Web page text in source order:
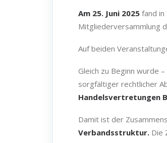
Am 25. Juni 2025 fand
Mitgliederversammlung
Auf beiden
Gleich zu Beginn wurde
sorgfältiger rechtlicher
Handelsvertretungen
Damit ist der
Verbandsstruktur. Die